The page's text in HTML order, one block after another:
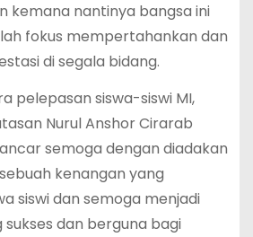
kemana nantinya bangsa ini
fokus mempertahankan dan
di segala bidang.
pelepasan siswa-siswi MI,
Nurul Anshor Cirarab
semoga dengan diadakan
kenangan yang
siswi dan semoga menjadi
dan berguna bagi